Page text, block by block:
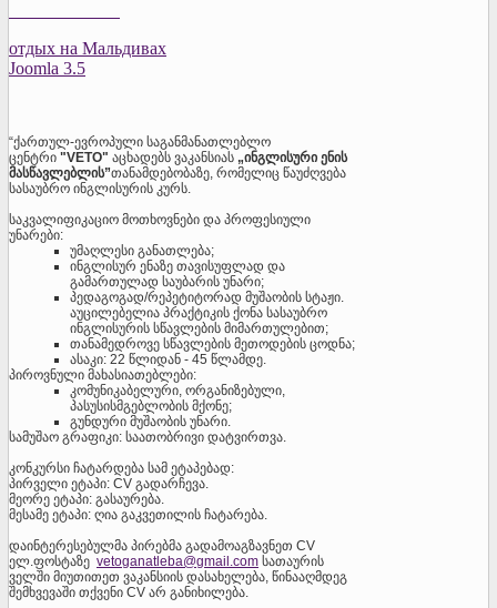
отдых на Мальдивах
Joomla 3.5
“ქართულ-ევროპული საგანმანათლებლო
ცენტრი "VETO" აცხადებს ვაკანსიას „ინგლისური ენის
მასწავლებლის”თანამდებობაზე, რომელიც წაუძღვება
სასაუბრო ინგლისურის კურს.
საკვალიფიკაციო მოთხოვნები და პროფესიული
უნარები:
უმაღლესი განათლება;
ინგლისურ ენაზე თავისუფლად და
გამართულად საუბარის უნარი;
პედაგოგად/რეპეტიტორად მუშაობის სტაჟი.
აუცილებელია პრაქტიკის ქონა სასაუბრო
ინგლისურის სწავლების მიმართულებით;
თანამედროვე სწავლების მეთოდების ცოდნა;
ასაკი: 22 წლიდან - 45 წლამდე.
პიროვნული მახასიათებლები:
კომუნიკაბელური, ორგანიზებული,
პასუსისმგებლობის მქონე;
გუნდური მუშაობის უნარი.
სამუშაო გრაფიკი: საათობრივი დატვირთვა.
კონკურსი ჩატარდება სამ ეტაპებად:
პირველი ეტაპი: CV გადარჩევა.
მეორე ეტაპი: გასაურება.
მესამე ეტაპი: ღია გაკვეთილის ჩატარება.
დაინტერესებულმა პირებმა გადამოაგზავნეთ CV
ელ.ფოსტაზე vetoganatleba@gmail.com სათაურის
ველში მიუთითეთ ვაკანსიის დასახელება, წინააღმდეგ
შემხვევაში თქვენი CV არ განიხილება.